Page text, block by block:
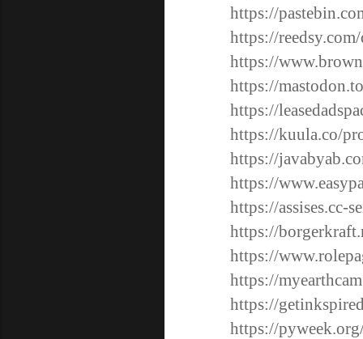
https://
https://
https://
https://
https://
https://kuula.co/
https://
https://
https://assises.cc-
https://
https://
https://
https://
https://